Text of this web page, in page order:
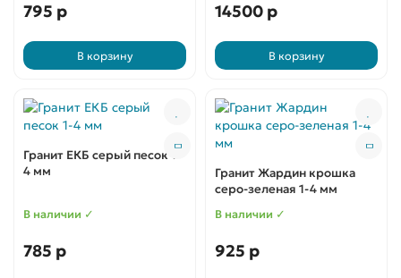
795 р
В корзину
14500 р
В корзину
Гранит ЕКБ серый песок 1-
4 мм
В наличии ✓
785 р
Гранит Жардин крошка
серо-зеленая 1-4 мм
В наличии ✓
925 р